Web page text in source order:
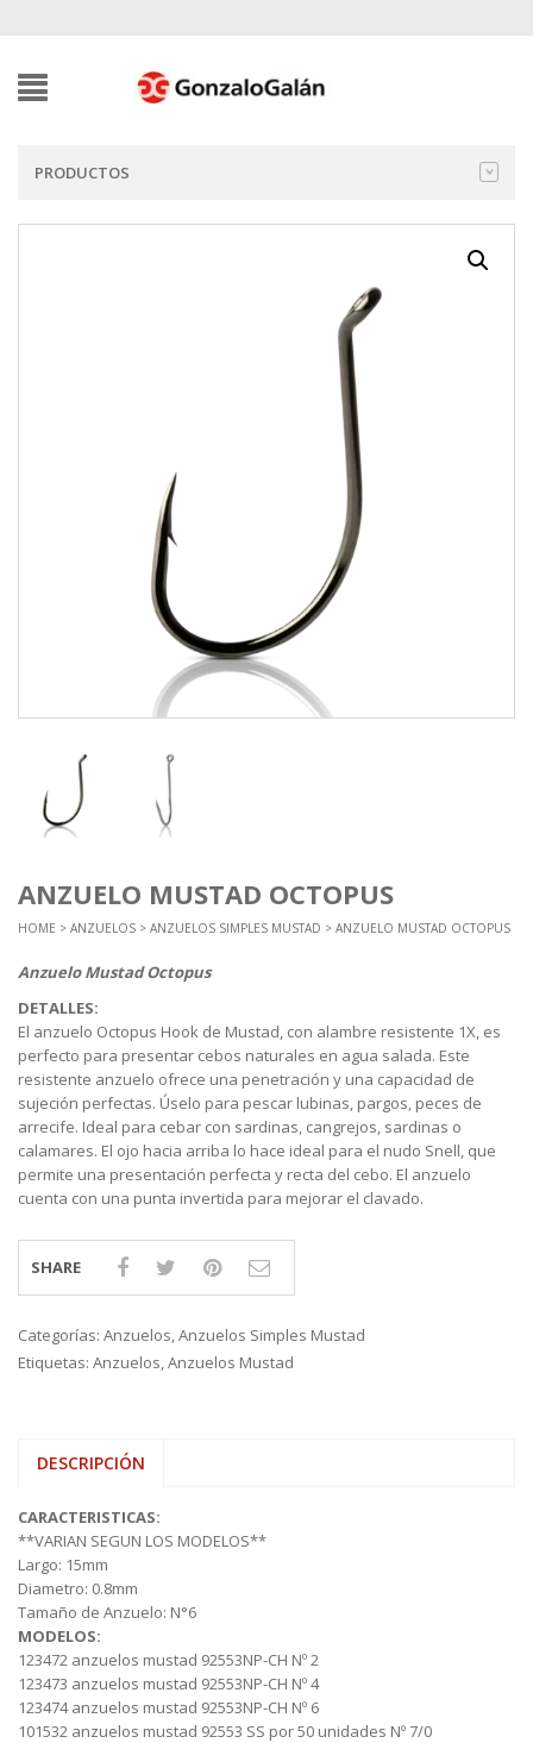
PRODUCTOS
ANZUELO MUSTAD OCTOPUS
HOME > ANZUELOS > ANZUELOS SIMPLES MUSTAD > ANZUELO MUSTAD OCTOPUS
Anzuelo Mustad Octopus
DETALLES:
El anzuelo Octopus Hook de Mustad, con alambre resistente 1X, es
perfecto para presentar cebos naturales en agua salada. Este
resistente anzuelo ofrece una penetración y una capacidad de
sujeción perfectas. Úselo para pescar lubinas, pargos, peces de
arrecife. Ideal para cebar con sardinas, cangrejos, sardinas o
calamares. El ojo hacia arriba lo hace ideal para el nudo Snell, que
permite una presentación perfecta y recta del cebo. El anzuelo
cuenta con una punta invertida para mejorar el clavado.
SHARE
Categorías: Anzuelos,Anzuelos Simples Mustad
Etiquetas: Anzuelos,Anzuelos Mustad
DESCRIPCIÓN
CARACTERISTICAS:
**VARIAN SEGUN LOS MODELOS**
Largo: 15mm
Diametro: 0.8mm
Tamaño de Anzuelo: N°6
MODELOS:
123472 anzuelos mustad 92553NP-CH Nº 2
123473 anzuelos mustad 92553NP-CH Nº 4
123474 anzuelos mustad 92553NP-CH Nº 6
101532 anzuelos mustad 92553 SS por 50 unidades Nº 7/0